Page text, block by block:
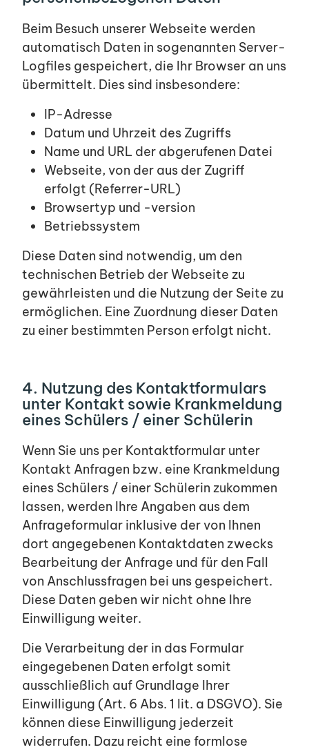
Beim Besuch unserer Webseite werden
automatisch Daten in sogenannten Server-
Logfiles gespeichert, die Ihr Browser an uns
übermittelt. Dies sind insbesondere:
IP-Adresse
Datum und Uhrzeit des Zugriffs
Name und URL der abgerufenen Datei
Webseite, von der aus der Zugriff
erfolgt (Referrer-URL)
Browsertyp und -version
Betriebssystem
Diese Daten sind notwendig, um den
technischen Betrieb der Webseite zu
gewährleisten und die Nutzung der Seite zu
ermöglichen. Eine Zuordnung dieser Daten
zu einer bestimmten Person erfolgt nicht.
4. Nutzung des Kontaktformulars
unter Kontakt sowie Krankmeldung
eines Schülers / einer Schülerin
Wenn Sie uns per Kontaktformular unter
Kontakt Anfragen bzw. eine Krankmeldung
eines Schülers / einer Schülerin zukommen
lassen, werden Ihre Angaben aus dem
Anfrageformular inklusive der von Ihnen
dort angegebenen Kontaktdaten zwecks
Bearbeitung der Anfrage und für den Fall
von Anschlussfragen bei uns gespeichert.
Diese Daten geben wir nicht ohne Ihre
Einwilligung weiter.
Die Verarbeitung der in das Formular
eingegebenen Daten erfolgt somit
ausschließlich auf Grundlage Ihrer
Einwilligung (Art. 6 Abs. 1 lit. a DSGVO). Sie
können diese Einwilligung jederzeit
widerrufen. Dazu reicht eine formlose